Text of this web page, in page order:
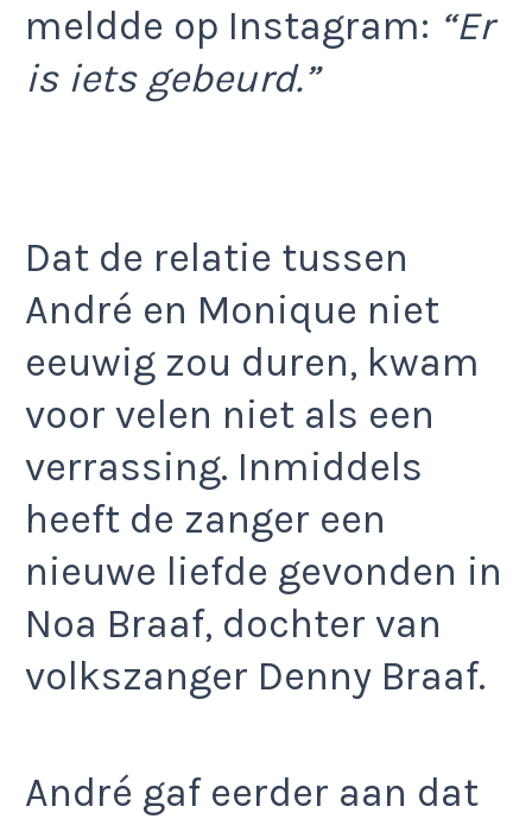
meldde op Instagram: “Er
is iets gebeurd.”
Dat de relatie tussen
André en Monique niet
eeuwig zou duren, kwam
voor velen niet als een
verrassing. Inmiddels
heeft de zanger een
nieuwe liefde gevonden in
Noa Braaf, dochter van
volkszanger Denny Braaf.
André gaf eerder aan dat